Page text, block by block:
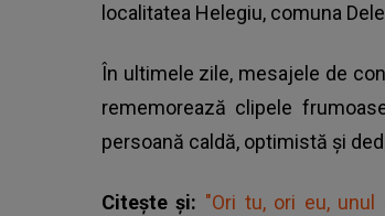
localitatea Helegiu, comuna
În ultimele zile, mesajele de
rememorează clipele
persoană caldă, optimistă și
Citește și: "Ori tu, ori eu,